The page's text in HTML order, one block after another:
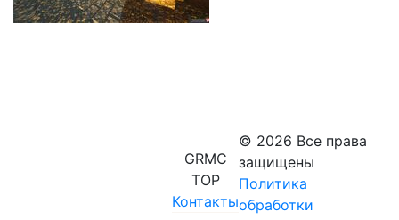
GRMC
TOP
Контакты
© 2026 Все права
защищены
Политика
обработки